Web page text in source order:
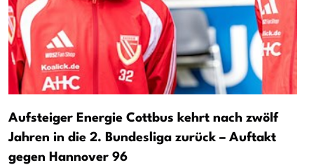
Aufsteiger Energie Cottbus kehrt nach zwölf
Jahren in die 2. Bundesliga zurück – Auftakt
gegen Hannover 96